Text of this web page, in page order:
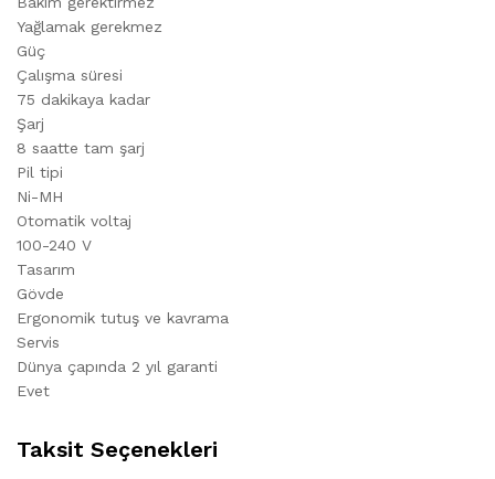
Yağlamak gerekmez
Güç
Çalışma süresi
75 dakikaya kadar
Şarj
8 saatte tam şarj
Pil tipi
Ni-MH
Otomatik voltaj
100-240 V
Tasarım
Gövde
Ergonomik tutuş ve kavrama
Servis
Dünya çapında 2 yıl garanti
Evet
Taksit Seçenekleri